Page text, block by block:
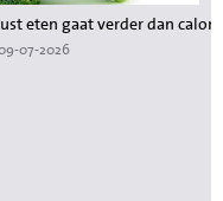
voeding waardevol zijn?
eten gaat verder dan
07-2026